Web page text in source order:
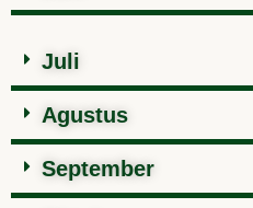
Juli
Agustus
September